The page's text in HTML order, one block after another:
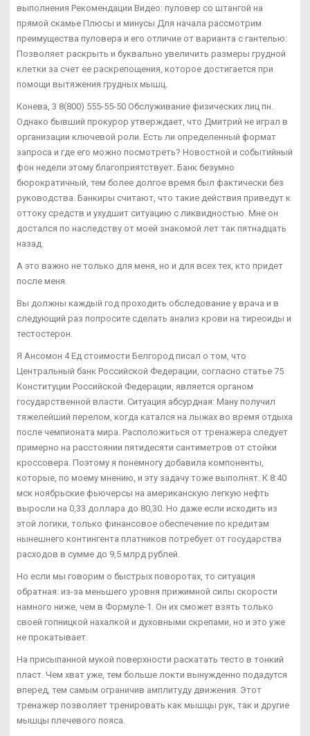
выполнения Рекомендации Видео: пуловер со штангой на
прямой скамье Плюсы и минусы Для начала рассмотрим
преимущества пуловера и его отличие от варианта с гантелью:
Позволяет раскрыть и буквально увеличить размеры грудной
клетки за счет ее раскрепощения, которое достигается при
помощи вытяжения грудных мышц.
Конева, 3 8(800) 555-55-50 Обслуживание физических лиц пн.
Однако бывший прокурор утверждает, что Дмитрий не играл в
организации ключевой роли. Есть ли определенный формат
запроса и где его можно посмотреть? Новостной и событийный
фон недели этому благоприятствует. Банк безумно
бюрократичный, тем более долгое время был фактически без
руководства. Банкиры считают, что такие действия приведут к
оттоку средств и ухудшит ситуацию с ликвидностью. Мне он
достался по наследству от моей знакомой лет так пятнадцать
назад.
А это важно не только для меня, но и для всех тех, кто придет
после меня.
Вы должны каждый год проходить обследование у врача и в
следующий раз попросите сделать анализ крови на тиреоиды и
тестостерон.
Я Ансомон 4 Ед стоимости Белгород писал о том, что
Центральный банк Российской Федерации, согласно статье 75
Конституции Российской Федерации, является органом
государственной власти. Ситуация абсурдная: Ману получил
тяжелейший перелом, когда катался на лыжах во время отдыха
после чемпионата мира. Расположиться от тренажера следует
примерно на расстоянии пятидесяти сантиметров от стойки
кроссовера. Поэтому я понемногу добавила компоненты,
которые, по моему мнению, и эту задачу тоже выполнят. К 8:40
мск ноябрьские фьючерсы на американскую легкую нефть
выросли на 0,33 доллара до 80,30. Но даже если исходить из
этой логики, только финансовое обеспечение по кредитам
нынешнего контингента платников потребует от государства
расходов в сумме до 9,5 млрд рублей.
Но если мы говорим о быстрых поворотах, то ситуация
обратная: из-за меньшего уровня прижимной силы скорости
намного ниже, чем в Формуле-1. Он их сможет взять только
своей гопницкой нахалкой и духовными скрепами, но и это уже
не прокатывает.
На присыпанной мукой поверхности раскатать тесто в тонкий
пласт. Чем хват уже, тем больше локти вынужденно подадутся
вперед, тем самым ограничив амплитуду движения. Этот
тренажер позволяет тренировать как мышцы рук, так и другие
мышцы плечевого пояса.